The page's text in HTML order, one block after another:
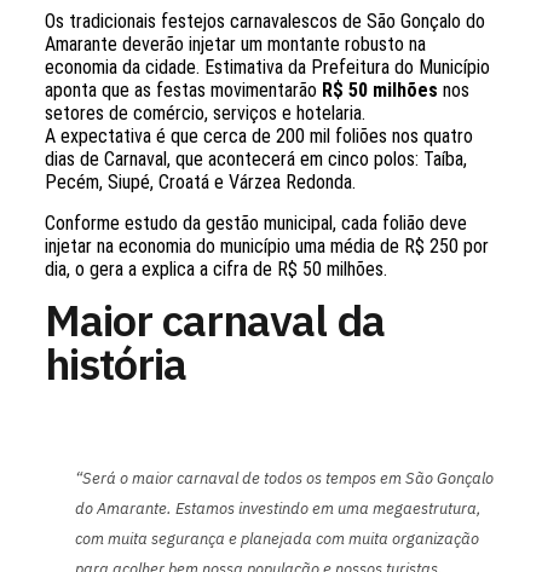
Os tradicionais festejos carnavalescos de São Gonçalo do
Amarante deverão injetar um montante robusto na
economia da cidade. Estimativa da Prefeitura do Município
aponta que as festas movimentarão R$ 50 milhões nos
setores de comércio, serviços e hotelaria.
A expectativa é que cerca de 200 mil foliões nos quatro
dias de Carnaval, que acontecerá em cinco polos: Taíba,
Pecém, Siupé, Croatá e Várzea Redonda.
Conforme estudo da gestão municipal, cada folião deve
injetar na economia do município uma média de R$ 250 por
dia, o gera a explica a cifra de R$ 50 milhões.
Maior carnaval da
história
“Será o maior carnaval de todos os tempos em São Gonçalo
do Amarante. Estamos investindo em uma megaestrutura,
com muita segurança e planejada com muita organização